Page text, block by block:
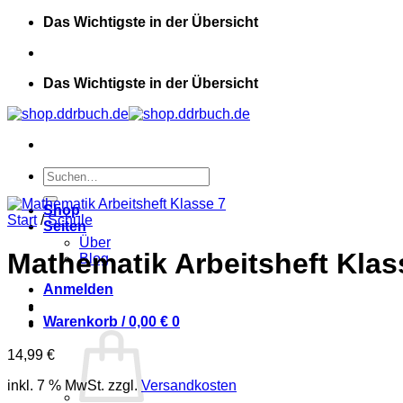
Zum
springen
Das Wichtigste in der Übersicht
Das Wichtigste in der Übersicht
Suchen
nach:
Shop
Seiten
Über
Blog
Anmelden
Warenkorb /0,00 € 0
Start / Schule
Mathematik Arbeitsheft
14,99 €
inkl. 7 % MwSt. zzgl. Versandkosten